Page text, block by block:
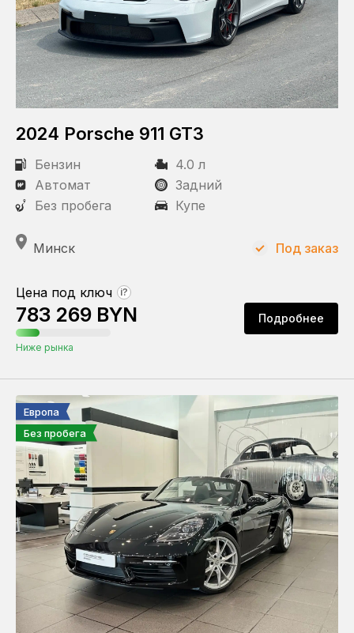
2024 Porsche 911 GT3
Бензин
4.0 л
Автомат
Задний
Без пробега
Купе
Минск
Цена под ключ ?
783 269 BYN
Ниже рынка
Подробнее
Под заказ
Европа
Без пробега